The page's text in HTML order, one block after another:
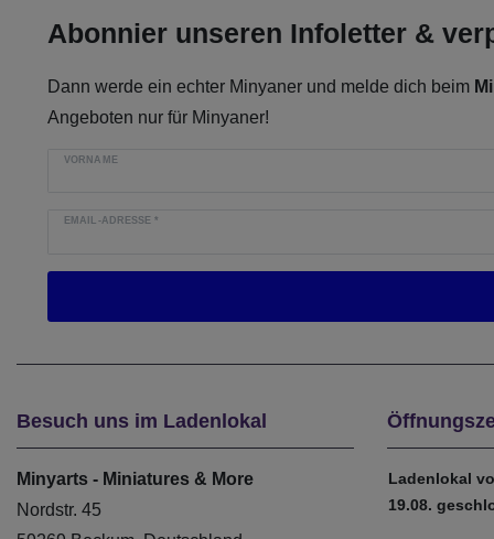
Abonnier unseren Infoletter &
Dann werde ein echter Minyaner und melde dich beim
Angeboten nur für Minyaner!
VORNAME
EMAIL-ADRESSE*
Besuch uns im Ladenlokal
Minyarts - Miniatures & More
Nordstr. 45
Ladenlokal
19.08.